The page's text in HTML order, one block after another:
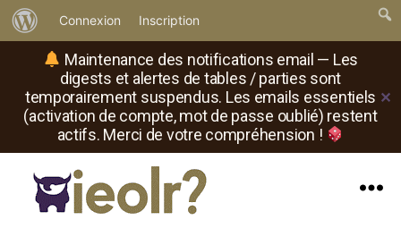
Maintenance des notifications email — Les
digests et alertes de tables / parties sont
temporairement suspendus. Les emails essentiels
(activation de compte, mot de passe oublié) restent
actifs. Merci de votre compréhension !
✕
propos
de
WordPress
Connexion Inscription